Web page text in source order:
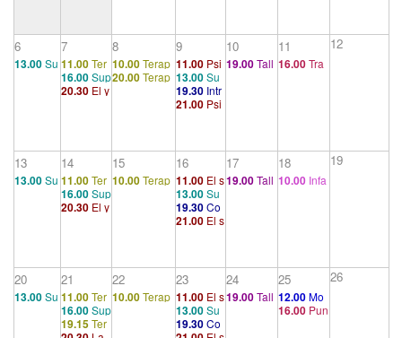
os e infan
tilismo del
sueño
6
13.00Su
7
11.00Ter
apéutico
1
16.00Sup
ervisión g
20.30 El y
8
10.00Terap
éutico 9 - En
20.00Terap
9
11.00 Psi
coanálisis
y psiquiat
ría
13.00Su
pervisión
grupal
19.30 Intr
oducción
21.00 Psi
ría
10
19.00Tall
11
16.00Tra
12
13
13.00Su
14
11.00Ter
apéutico
1
16.00Sup
ervisión g
20.30 El y
15
10.00Terap
16
11.00 El s
entido de
los síntom
as (1/2)
13.00Su
pervisión
grupal
19.30Co
nferencia
e la forma
ción de sí
ntoma
21.00 El s
as (1/2)
17
19.00Tall
18
10.00 Infa
19
20
13.00Su
21
11.00Ter
apéutico
1
16.00Sup
ervisión g
19.15Ter
22
10.00Terap
23
11.00 El s
entido de
los síntom
13.00Su
pervisión
19.30Co
24
19.00Tall
25
12.00Mo
dernidad l
16.00 Pun
26